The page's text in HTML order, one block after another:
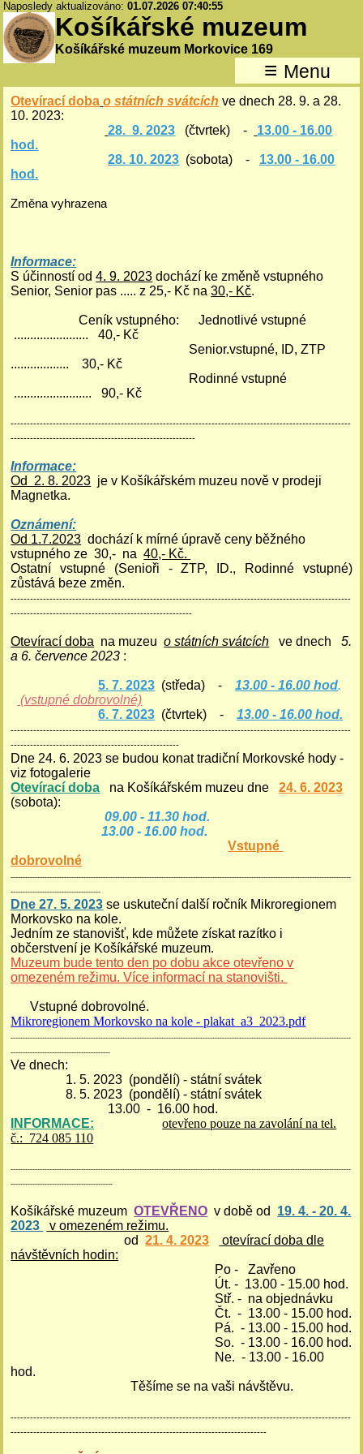
Naposledy aktualizováno:01.07.2026 07:40:55
Košíkářské muzeum
Košíkářské muzeum Morkovice 169
≡ Menu
Otevírací doba o státních svátcích ve dnech 28. 9. a 28.
10. 2023:
28. 9. 2023
(čtvrtek) -
13.00 - 16.00
hod.
28. 10. 2023 (sobota) - 13.00 - 16.00
hod.
Změna vyhrazena
Informace:
S účinností od4. 9. 2023 dochází ke změně vstupného
Senior, Senior pas ..... z 25,- Kč na30,- Kč.
Ceník vstupného: Jednotlivé vstupné
....................... 40,- Kč
Senior.vstupné, ID, ZTP
.................. 30,- Kč
Rodinné vstupné
........................ 90,- Kč
---------------------------------------------------------------------------------------------------------
---------------------------------------------------------
Informace:
Od 2. 8. 2023 je v Košíkářském muzeu nově v prodeji
Magnetka.
Oznámení:
Od 1.7.2023 dochází k mírné úpravě ceny běžného
vstupného ze 30,- na40,- Kč.
Ostatní vstupné (Senioři - ZTP, ID., Rodinné vstupné)
zůstává beze změn.
---------------------------------------------------------------------------------------------------------
--------------------------------------------------------
Otevírací doba na muzeuo státních svátcích ve dnech5.
a 6. července 2023 :
5. 7. 2023 (středa) -13.00 - 16.00 hod.
(vstupné dobrovolné)
6. 7. 2023 (čtvrtek) -13.00 - 16.00 hod.
---------------------------------------------------------------------------------------------------------
----------------------------------------------------
Dne 24. 6. 2023 se budou konat tradiční Morkovské hody -
viz fotogalerie
Otevírací doba na Košíkářském muzeu dne24. 6. 2023
(sobota):
09.00 - 11.30 hod.
13.00 - 16.00 hod.
Vstupné
dobrovolné
--------------------------------------------------------------------------------------------------------------------------------------------
-------------------------------------
Dne 27. 5. 2023 se uskuteční další ročník Mikroregionem
Morkovsko na kole.
Jedním ze stanovišť, kde můžete získat razítko i
občerstvení je Košíkářské muzeum.
Muzeum bude tento den po dobu akceotevřenov
omezeném režimu. Více informací na stanovišti.
Vstupné dobrovolné.
Mikroregionem Morkovsko na kole - plakat_a3_2023.pdf
--------------------------------------------------------------------------------------------------------------------------------------------
-----------------------------------------
Ve dnech:
1. 5. 2023 (pondělí) - státní svátek
8. 5. 2023 (pondělí) - státní svátek
13.00 - 16.00 hod.
INFORMACE:
otevřeno pouze na zavolání na tel.
č.: 724 085 110
--------------------------------------------------------------------------------------------------------------------------------------------
------------------------------------------
Košíkářské muzeumOTEVŘENO v době od 19. 4. - 20. 4.
2023
v omezeném režimu.
od21. 4. 2023
otevírací doba dle
návštěvních hodin:
Po - Zavřeno
Út. - 13.00 - 15.00 hod.
Stř. - na objednávku
Čt. - 13.00 - 15.00 hod.
Pá. - 13.00 - 15.00 hod.
So. - 13.00 - 16.00 hod.
Ne. - 13.00 - 16.00
hod.
Těšíme se na vaši návštěvu.
---------------------------------------------------------------------------------------------------------
-------------------------------------------------------------------------------